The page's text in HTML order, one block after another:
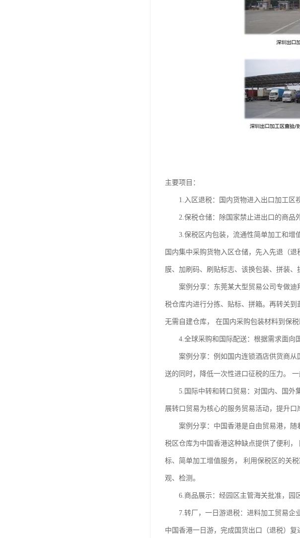
主要项目：
1.入区退税：国内货物进入出口加工区视
2.保税仓储：除国家禁止进出口的商品外
3.保税区内包装，流通性简单加工和增值
国内集中采购货物入区仓储，先入先退（
膜、加刷码、刷贴标志、该换包装、拼装、
案例分享：东莞某大型贸易公司专做迪
税仓库内进行分拣、贴标、拼箱。再转关
无需自建仓库， 在国内采购包装材料到保税
4.全球采购和国际配送：根据需求面向国
案例分享：例如国内连锁酒店供货商从
送的同时，降低一次性进口征税的压力。
5.国际中转和转口贸易：对国内、国外集
展转口贸易为核心的服务贸易活动，提升口
案例分享：中国香港是自由贸易港，随
税区仓库为中国香港这种缺点提供了便利
标、简单加工增值服务， 利用保税区的关
观、检测。
6.商品展示：经园区主管海关批准，园区
7.转厂，一日游退税：进料加工贸易企业
中国香港一日游，完成国货出口（退税）